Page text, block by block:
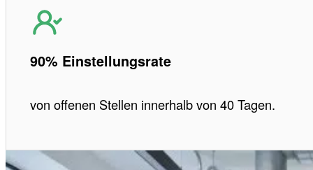
90% Einstellungsrate
von offenen Stellen innerhalb von 40 Tagen.